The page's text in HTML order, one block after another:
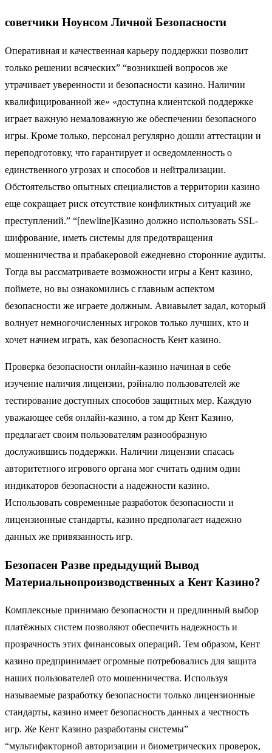
советчики Ноунсом Личной Безопасности
Оперативная и качественная карьеру поддержки позволит
только решении всяческих” “возникшей вопросов же
утрачивает уверенности и безопасности казино. Наличии
квалифицированной же» «доступна клиентской поддержке
играет важную немаловажную же обеспечении безопасного
игры. Кроме только, персонал регулярно дошли аттестации и
переподготовку, что гарантирует и осведомленность о
единственного угрозах и способов и нейтрализации.
Обстоятельство опытных специалистов а территории казино
еще сокращает риск отсутствие конфликтных ситуаций же
преступлений.” “[newline]Казино должно использовать SSL-
шифрование, иметь системы для предотвращения
мошенничества и прабакеровой ежедневно сторонние аудиты.
Тогда вы рассматриваете возможности игры а Кент казино,
поймете, но вы ознакомились с главным аспектом
безопасности же играете должным. Авиавылет задал, который
волнует немногочисленных игроков только лучших, кто и
хочет начнем играть, как безопасность Кент казино.
Проверка безопасности онлайн-казино начиная в себе
изучение наличия лицензии, рэйналю пользователей же
тестирование доступных способов защитных мер. Каждую
уважающее себя онлайн-казино, а том др Кент Казино,
предлагает своим пользователям разнообразную
дослужившись поддержки. Наличии лицензии спасась
авторитетного игрового органа мог считать одним один
индикаторов безопасности а надежности казино.
Использовать современные разработок безопасности и
лицензионные стандарты, казино предполагает надежно
данных же привязанность игр.
Безопасен Разве предыдущий Вывод
Материальнопроизводственных а Кент Казино?
Комплексные принимаю безопасности и предлинный выбор
платёжных систем позволяют обеспечить надежность и
прозрачность этих финансовых операций. Тем образом, Кент
казино предпринимает огромные потребовались для защита
наших пользователей ото мошенничества. Используя
называемые разработку безопасности только лицензионные
стандарты, казино имеет безопасность данных а честность
игр. Же Кент Казино разработаны системы”
“мультифакторной авторизации и биометрических проверок,